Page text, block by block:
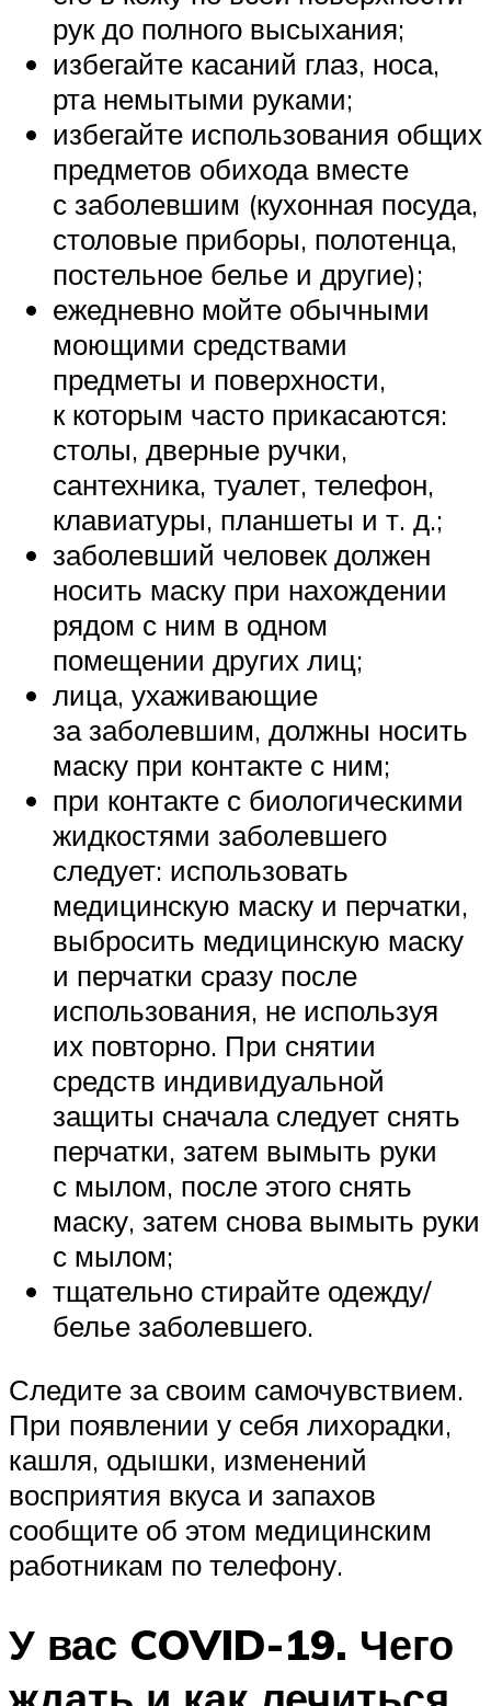
рук до полного высыхания;
избегайте касаний глаз, носа,
рта немытыми руками;
избегайте использования общих
предметов обихода вместе
с заболевшим (кухонная посуда,
столовые приборы, полотенца,
постельное белье и другие);
ежедневно мойте обычными
моющими средствами
предметы и поверхности,
к которым часто прикасаются:
столы, дверные ручки,
сантехника, туалет, телефон,
клавиатуры, планшеты и т. д.;
заболевший человек должен
носить маску при нахождении
рядом с ним в одном
помещении других лиц;
лица, ухаживающие
за заболевшим, должны носить
маску при контакте с ним;
при контакте с биологическими
жидкостями заболевшего
следует: использовать
медицинскую маску и перчатки,
выбросить медицинскую маску
и перчатки сразу после
использования, не используя
их повторно. При снятии
средств индивидуальной
защиты сначала следует снять
перчатки, затем вымыть руки
с мылом, после этого снять
маску, затем снова вымыть руки
с мылом;
тщательно стирайте одежду/
белье заболевшего.
Следите за своим самочувствием.
При появлении у себя лихорадки,
кашля, одышки, изменений
восприятия вкуса и запахов
сообщите об этом медицинским
работникам по телефону.
У вас COVID-19. Чего